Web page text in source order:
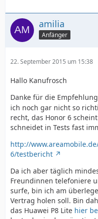
amilia
Anfänger
22. September 2015 um 15:38
Hallo Kanufrosch
Danke für die Empfehlung
ich noch gar nicht so
recht, das Honor 6
schneidet in Tests fast
http://
6/testbericht
Da ich aber täglich
Freundinnen telefoniere
surfe, bin ich am
Vertrag holen soll. Bin
das Huawei P8 Lite hier